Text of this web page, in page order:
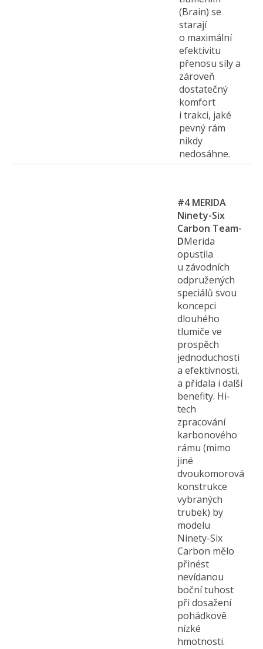
(Brain) se
starají
o maximální
efektivitu
přenosu síly a
zároveň
dostatečný
komfort
i trakci, jaké
pevný rám
nikdy
nedosáhne.
#4 MERIDA
Ninety-Six
Carbon Team-
DMerida
opustila
u závodních
odpružených
speciálů svou
koncepci
dlouhého
tlumiče ve
prospěch
jednoduchosti
a efektivnosti,
a přidala i další
benefity. Hi-
tech
zpracování
karbonového
rámu (mimo
jiné
dvoukomorová
konstrukce
vybraných
trubek) by
modelu
Ninety-Six
Carbon mělo
přinést
nevídanou
boční tuhost
při dosažení
pohádkově
nízké
hmotnosti.